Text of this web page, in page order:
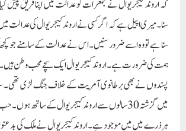
کہ اروند کیجریوال نے جمعرات کو عدالت میں اپنا فریق
سنا۔ میری اپیل ہے کہ اگر کسی نے اروند کیجریوال کی عدالت
سنا ہے تو وہ اسے ضرور سنیں۔ اس نے عدالت کے سامنے جو
ہمت کی ضرورت ہے۔ اروند کیجریوال ایک سچے محب وطن
پسندوں نے بھی برطانوی آمریت کے خلاف جنگ لڑی تھی۔
میں گزشتہ 30 سالوں سے اروند کیجریوال کے ساتھ
ہر ذرے میں میں موجود ہے۔ اروند کیجریوال نے ملک کی